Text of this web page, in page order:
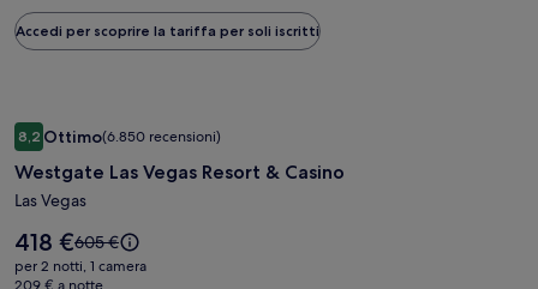
tariffa
Accedi per scoprire la tariffa per soli iscritti
Galleria
fotografica
di
Westgate
Las
Vegas
8,28,2 su 10, Ottimo, (6.850 recensioni)
Ottimo(6.850 recensioni)
Westgate Las Vegas Resort & Casino
Las Vegas
Il
prezzo
è
418 €Il
prezzo
era
605 €
per 2 notti, 1 camera
Westgate Las Vegas Resort & Casino